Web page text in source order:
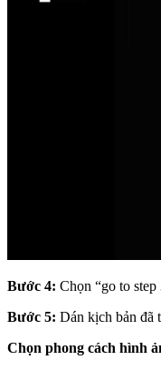
Bước 4: Chọn “go to
Bước 5: Dán kịch bản đã
Chọn phong cách hình